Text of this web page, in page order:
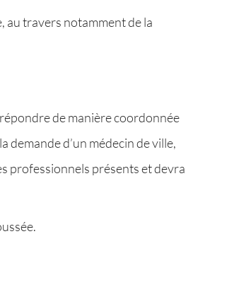
au travers notamment de la
de manière coordonnée
demande d’un médecin de ville,
professionnels présents et devra